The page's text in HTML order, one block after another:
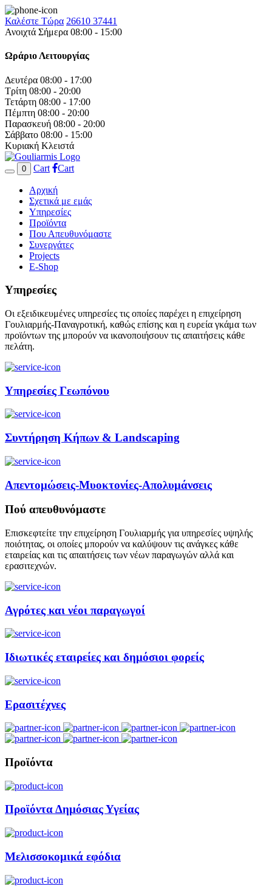
Καλέστε Τώρα 26610 37441
Ανοιχτά Σήμερα 08:00 - 15:00
Ωράριο Λειτουργίας
Δευτέρα 08:00 - 17:00
Τρίτη 08:00 - 20:00
Τετάρτη 08:00 - 17:00
Πέμπτη 08:00 - 20:00
Παρασκευή 08:00 - 20:00
Σάββατο 08:00 - 15:00
Κυριακή Κλειστά
0 Cart Cart
Αρχική
Σχετικά με εμάς
Υπηρεσίες
Προϊόντα
Που Απευθυνόμαστε
Συνεργάτες
Projects
E-Shop
Υπηρεσίες
Οι εξειδικευμένες υπηρεσίες τις οποίες παρέχει η επιχείρηση
Γουλιαρμής-Παναγροτική, καθώς επίσης και η ευρεία γκάμα των
προϊόντων της μπορούν να ικανοποιήσουν τις απαιτήσεις κάθε
πελάτη.
Υπηρεσίες Γεωπόνου
Συντήρηση Κήπων & Landscaping
Απεντομώσεις-Μυοκτονίες-Απολυμάνσεις
Πού απευθυνόμαστε
Επισκεφτείτε την επιχείρηση Γουλιαρμής για υπηρεσίες υψηλής
ποιότητας, οι οποίες μπορούν να καλύψουν τις ανάγκες κάθε
εταιρείας και τις απαιτήσεις των νέων παραγωγών αλλά και
ερασιτεχνών.
Αγρότες και νέοι παραγωγοί
Ιδιωτικές εταιρείες και δημόσιοι φορείς
Ερασιτέχνες
Προϊόντα
Προϊόντα Δημόσιας Υγείας
Μελισσοκομικά εφόδια